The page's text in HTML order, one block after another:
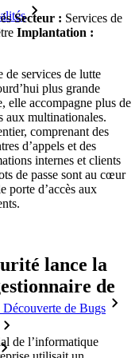
de Bugs
Secteur : Services de
Implantation :
services de lutte
plus grande
elle accompagne plus de
aux multinationales.
comprenant des
d’appels et des
internes et clients
de passe sont au cœur
porte d’accès aux
lance la
de
de l’informatique